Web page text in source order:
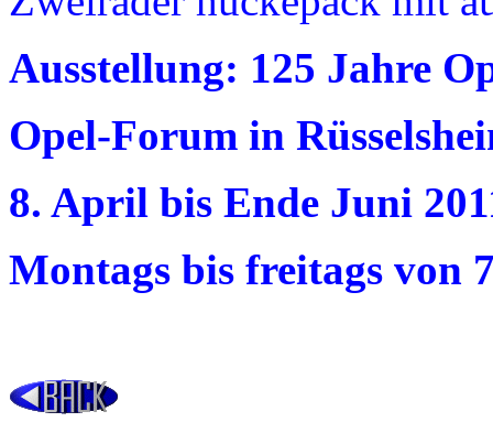
Ausstellung: 125 Jahre
Opel-Forum in
8. April bis Ende Juni
Montags bis freitags von